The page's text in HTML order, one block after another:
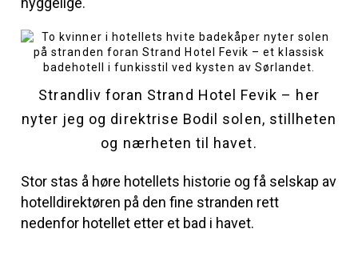
Strandliv foran Strand Hotel Fevik – her
nyter jeg og direktrise Bodil solen, stillheten
og nærheten til havet.
Stor stas å høre hotellets historie og få selskap av
hotelldirektøren på den fine stranden rett
nedenfor hotellet etter et bad i havet.